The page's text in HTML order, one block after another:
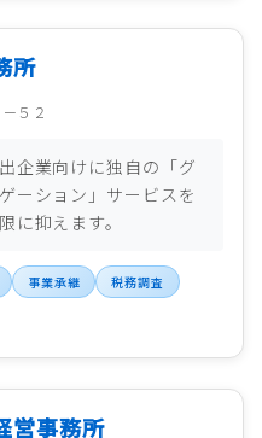
所
５２
企業向けに独自の「グ
ーション」サービスを
に抑えます。
事業承継 税務調査
営事務所